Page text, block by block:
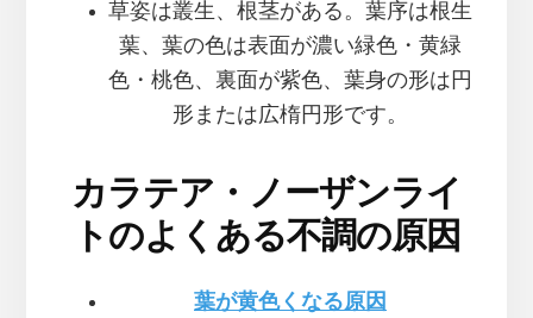
草姿は叢生、根茎がある。葉序は根生
葉、葉の色は表面が濃い緑色・黄緑
色・桃色、裏面が紫色、葉身の形は円
形または広楕円形です。
カラテア・ノーザンライ
トのよくある不調の原因
葉が黄色くなる原因